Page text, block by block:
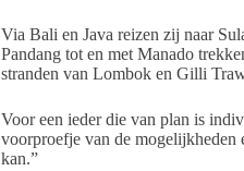
Via Bali en Java reizen zij naar
Pandang tot en met Manado
stranden van Lombok en Gilli
Voor een ieder die van plan is
voorproefje van de mogelijkheden
kan.”